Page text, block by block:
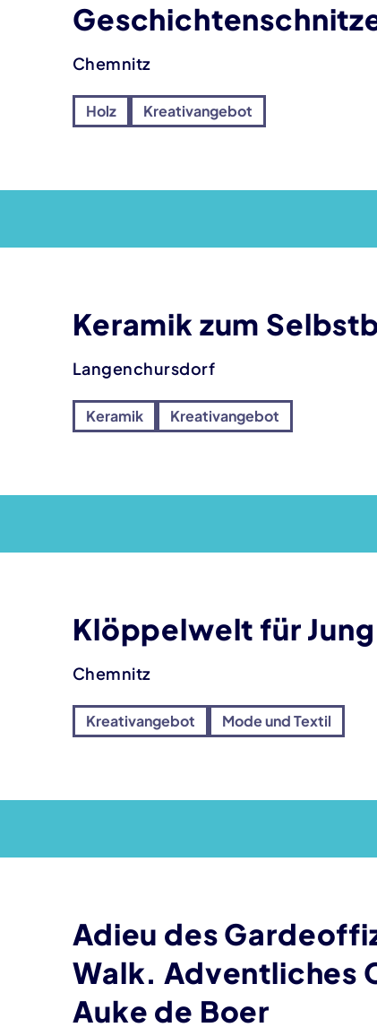
Chemnitz
Holz Kreativangebot
Keramik zum
Langenchursdorf
Keramik Kreativangebot
Klöppelwelt für
Chemnitz
Kreativangebot Mode und Textil
Adieu des
Walk. Adventliches
Auke de Boer